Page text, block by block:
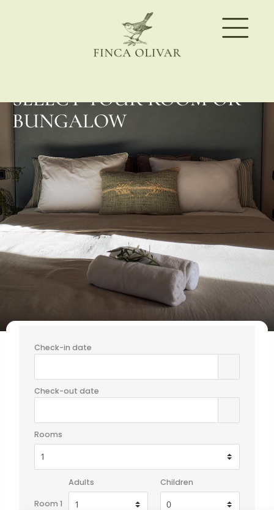
SELECT YOUR ROOM OR
BUNGALOW
Check-in date
Check-out date
Rooms
Room 1
Adults Children